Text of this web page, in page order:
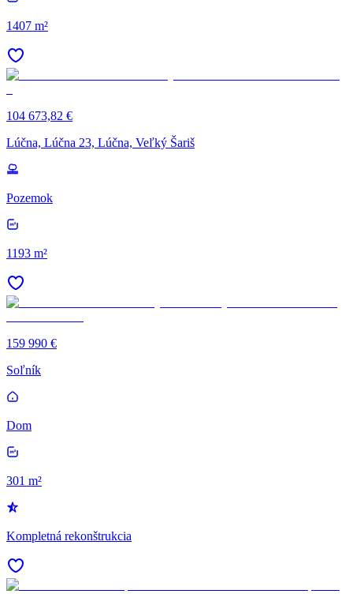
1407 m²
104 673,82 €
Lúčna, Lúčna 23, Lúčna, Veľký Šariš
Pozemok
1193 m²
159 990 €
Soľník
Dom
301 m²
Kompletná rekonštrukcia